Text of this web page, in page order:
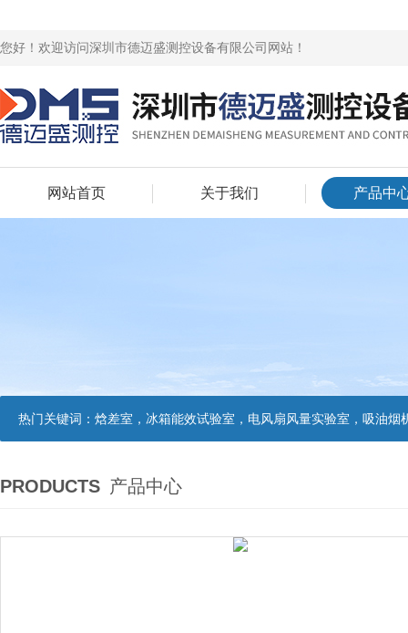
您好！欢迎访问深圳市德迈盛测控设备有限公司网站！
网站首页 关于我们 产品中
热门关键词： 焓差室，冰箱能效试验室，电风扇风量实验室，吸油烟机油脂分离度试验装置，吸油烟机空气性能试验装置，吸油烟机气味
PRODUCTS 产品中心